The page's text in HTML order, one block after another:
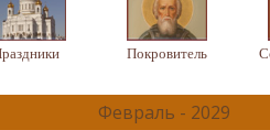
Покровитель
Февраль - 2029